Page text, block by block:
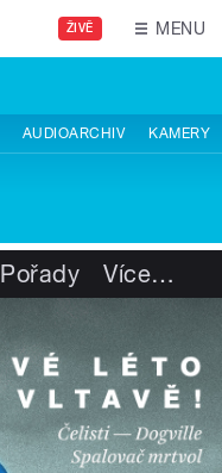
ŽIVĚ MENU
AUDIOARCHIV KAMERY
Pořady Více…